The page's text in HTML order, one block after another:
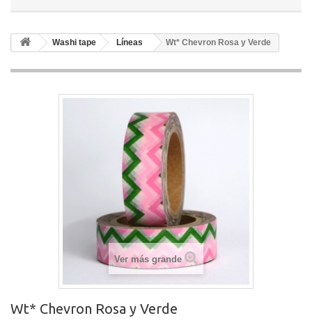
Washi tape Líneas Wt* Chevron Rosa y Verde
Ver más grande
Wt* Chevron Rosa y Verde